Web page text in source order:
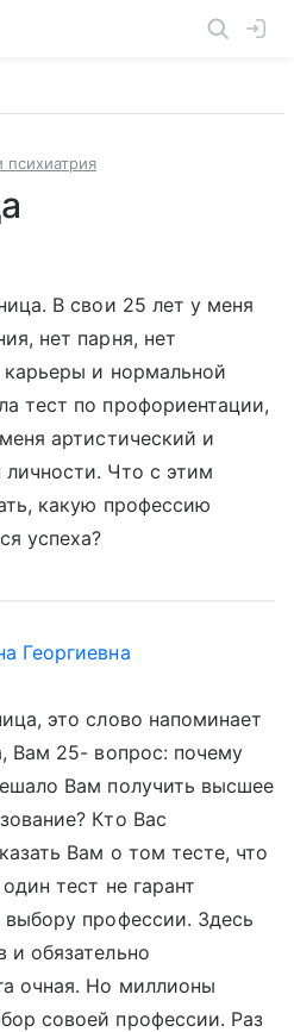
психиатрия
В свои 25 лет у меня
нет парня, нет
и нормальной
тест по профориентации,
артистический и
Что с этим
какую профессию
успеха?
Георгиевна
это слово напоминает
Вам 25- вопрос: почему
Вам получить высшее
Кто Вас
Вам о том тесте, что
тест не гарант
профессии. Здесь
и обязательно
очная. Но миллионы
совоей профессии. Раз